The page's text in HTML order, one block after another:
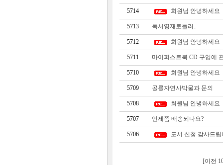
5714 회원님 안녕하세요
5713 독서영재토들러..
5712 회원님 안녕하세요
5711 마이퍼스트북 CD 구입에
5710 회원님 안녕하세요
5709 공룡자연사박물과 문의
5708 회원님 안녕하세요
5707 언제쯤 배송되나요?
5706 도서 신청 감사드립
[이전